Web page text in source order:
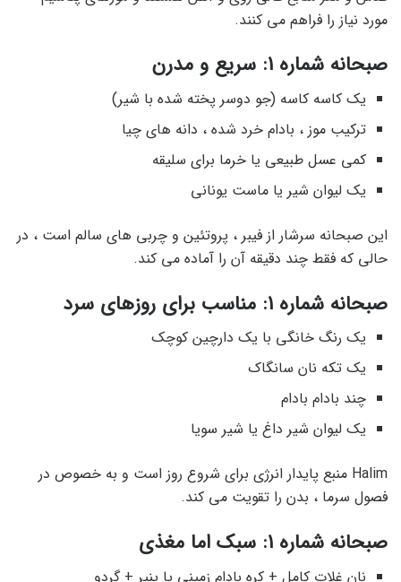
مورد نیاز را فراهم می کنند.
صبحانه شماره 1: سریع و مدرن
یک کاسه کاسه (جو دوسر پخته شده با شیر)
ترکیب موز ، بادام خرد شده ، دانه های چیا
کمی عسل طبیعی یا خرما برای سلیقه
یک لیوان شیر یا ماست یونانی
این صبحانه سرشار از فیبر ، پروتئین و چربی های سالم است ، در
حالی که فقط چند دقیقه آن را آماده می کند.
صبحانه شماره 1: مناسب برای روزهای سرد
یک رنگ خانگی با یک دارچین کوچک
یک تکه نان سانگاک
چند بادام بادام
یک لیوان شیر داغ یا شیر سویا
Halim منبع پایدار انرژی برای شروع روز است و به خصوص در
فصول سرما ، بدن را تقویت می کند.
صبحانه شماره 1: سبک اما مغذی
نان غلات کامل + کره بادام زمینی یا پنیر + گردو